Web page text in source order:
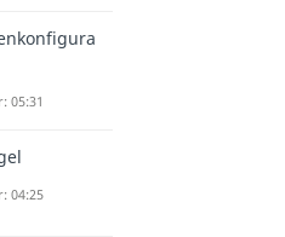
05:31
04:25